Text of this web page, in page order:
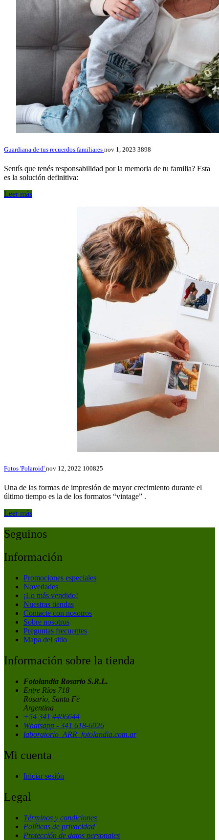
Guardiana de tus recuerdos familiares nov 1, 2023 3898
Sentís que tenés responsabilidad por la memoria de tu familia? Esta
es la solución definitiva:
Leer más
Fotos 'Polaroid' nov 12, 2022 100825
Una de las formas de impresión de mayor crecimiento durante el
último tiempo es la de los formatos “vintage” .
Leer más
Seguinos
Información
Promociones especiales
Novedades
¡Lo más vendido!
Nuestras tiendas
Contacte con nosotros
Sobre nosotros
Preguntas frecuentes
Mapa del sitio
Información sobre la tienda
Fotolandia Rosario S.R.L.
Entre Ríos 718
Rosario, Santa Fe
Argentina
+54 341 4406644
Whatsapp - 341 618-6026
laboratorio_ARR_fotolandia.com.ar
Mi cuenta
Iniciar sesión
Legal
Términos y condiciones
Políticas de privacidad
Protección de datos personales